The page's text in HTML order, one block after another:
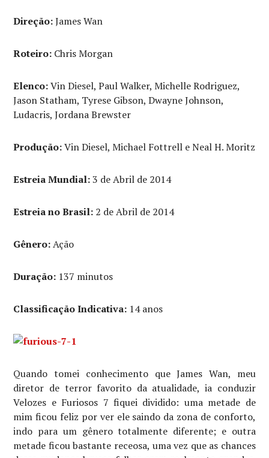
Direção:James Wan
Roteiro: Chris Morgan
Elenco:Vin Diesel, Paul Walker, Michelle Rodriguez,
Jason Statham, Tyrese Gibson, Dwayne Johnson,
Ludacris, Jordana Brewster
Produção:Vin Diesel, Michael Fottrell e Neal H. Moritz
Estreia Mundial:3 de Abril de 2014
Estreia no Brasil: 2 de Abril de 2014
Gênero:Ação
Duração: 137 minutos
Classificação Indicativa: 14 anos
Quando tomei conhecimento que James Wan, meu
diretor de terror favorito da atualidade, ia conduzir
Velozes e Furiosos 7 fiquei dividido: uma metade de
mim ficou feliz por ver ele saindo da zona de conforto,
indo para um gênero totalmente diferente; e outra
metade ficou bastante receosa, uma vez que as chances